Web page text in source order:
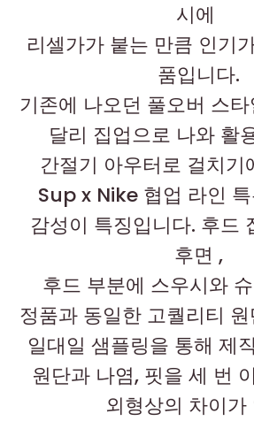
시에
리셀가가 붙는 만큼 인기
품입니다.
기존에 나오던 풀오버 스
달리 집업으로 나와 활
간절기 아우터로 걸치기
Sup x Nike 협업 라인
감성이 특징입니다. 후드
후면 ,
후드 부분에 스우시와
정품과 동일한 고퀄리티
일대일 샘플링을 통해 제
원단과 나염, 핏을 세 번
외형상의 차이가